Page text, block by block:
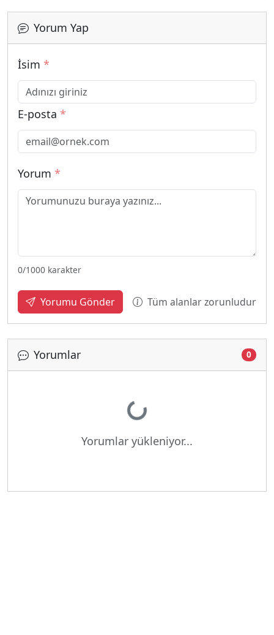
Yorum Yap
İsim *
E-posta *
Yorum *
0/1000 karakter
Yorumu Gönder Tüm alanlar zorunludur
Yorumlar 0
Yükleniyor...
Yorumlar yükleniyor...